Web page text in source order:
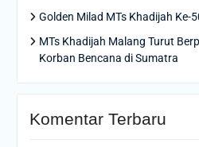
Golden Milad MTs Khadijah Ke-
MTs Khadijah Malang Turut
Korban Bencana di Sumatra
Komentar Terbaru